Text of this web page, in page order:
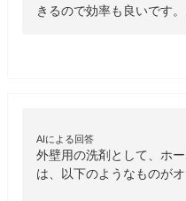
きるので効率も良いです。
AIによる回答
外壁用の洗剤として、ホ
は、以下のようなものがオ